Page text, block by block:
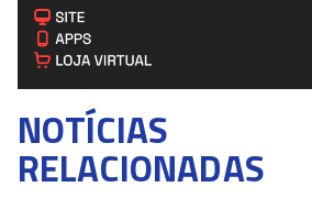
NOTÍCIAS
RELACIONADAS